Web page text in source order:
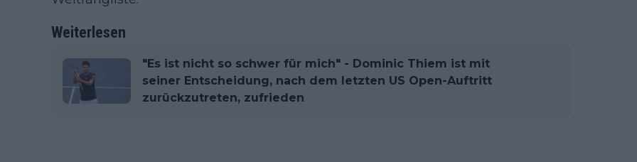
Weiterlesen
"Es ist nicht so schwer für mich" - Dominic Thiem ist mit
seiner Entscheidung, nach dem letzten US Open-Auftritt
zurückzutreten, zufrieden